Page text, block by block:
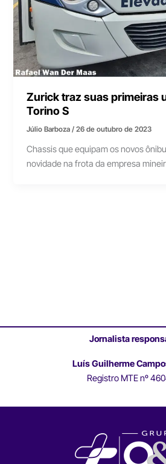
Zurick traz suas primeiras
Torino S
Júlio Barboza/26 de outubro de 2023
Chassis que equipam os novos
novidade na frota da empresa
Jornalista
Luís Guilherme
Registro MTE nº